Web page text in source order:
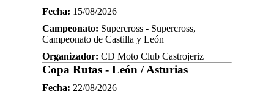
Fecha: 15/08/2026
Campeonato: Supercross - Supercross,
Campeonato de Castilla y León
Organizador: CD Moto Club Castrojeriz
Copa Rutas - León / Asturias
Fecha: 22/08/2026